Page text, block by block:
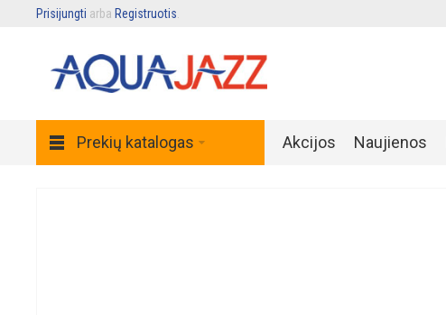
Prisijungti arba Registruotis
Prekių katalogas Akcijos Naujienos